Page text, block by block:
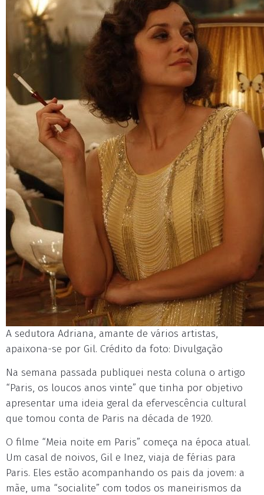
A sedutora Adriana, amante de vários artistas,
apaixona-se por Gil. Crédito da foto: Divulgação
Na semana passada publiquei nesta coluna o artigo
“Paris, os loucos anos vinte” que tinha por objetivo
apresentar uma ideia geral da efervescência cultural
que tomou conta de Paris na década de 1920.
O filme “Meia noite em Paris” começa na época atual.
Um casal de noivos, Gil e Inez, viaja de férias para
Paris. Eles estão acompanhando os pais da jovem: a
mãe, uma “socialite” com todos os maneirismos da